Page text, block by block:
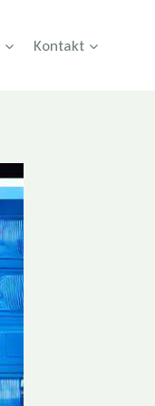
Kontakt